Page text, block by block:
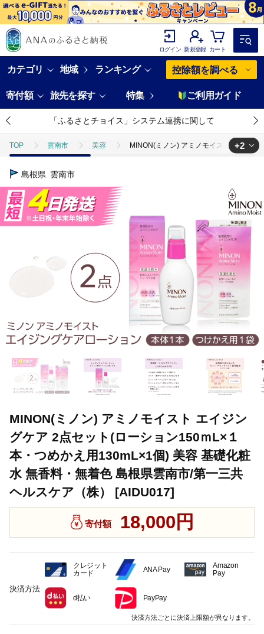
ログイン 新規登録 カート
カテゴリ 地域 ランキング 控除額を調べる
寄付額 旅先を探す 特集 ご利用ガイド
「ふるさとチョイス」システム連携に関して
TOP 雲南市 美容 MINON(ミノン) アミノモイスト エイジ
TOP
TOP 日用品・雑貨 美容雑貨 MINON(ミノン) アミノモイ
+2
島根県 雲南市
MINON(ミノン) アミノモイスト エイジン
グケア 2点セット(ローション150ｍL×１
本・つめかえ用130mL×1個) 美容 基礎化粧
水 無香料・無着色 島根県雲南市/第一三共
ヘルスケア（株） [AIDU017]
寄付額 18,000円
決済方法
クレジット
カード
ANA Pay
Amazon
Pay
d払い PayPay
決済方法ごとに決済上限額が異なります。